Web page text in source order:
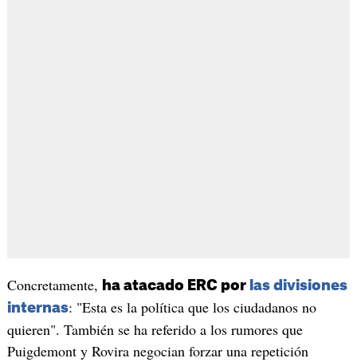
Concretamente, ha atacado ERC por las divisiones
internas: "Esta es la política que los ciudadanos no
quieren". También se ha referido a los rumores que
Puigdemont y Rovira negocian forzar una repetición